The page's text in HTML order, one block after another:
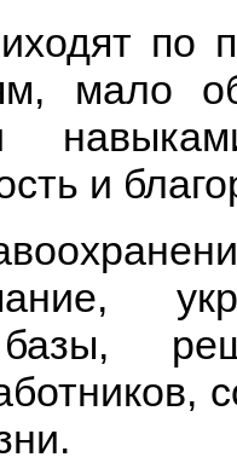
по
мало
и
базы,